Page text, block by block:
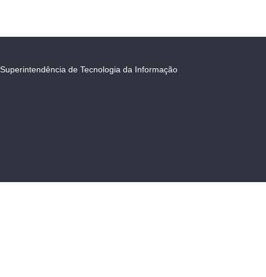
Superintendência de Tecnologia da Informação